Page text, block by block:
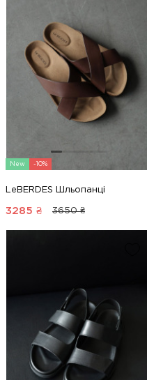
New -10%
LeBERDES Шльопанці
3285 ₴ 3650 ₴